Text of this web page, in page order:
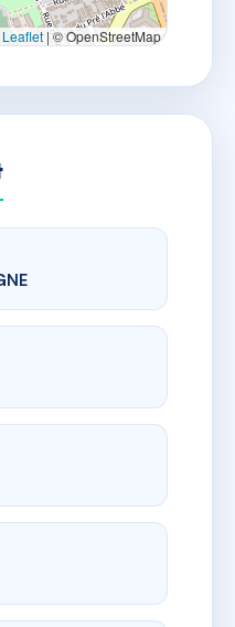
Leaflet |© OpenStreetMap